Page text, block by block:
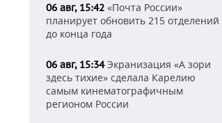
06 авг, 15:42 «Почта России»
планирует обновить 215 отделений
до конца года
06 авг, 15:34Экранизация «А зори
здесь тихие» сделала Карелию
самым кинематографичным
регионом России